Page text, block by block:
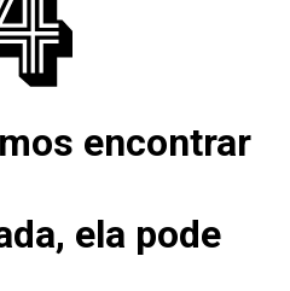
encontrar
ela pode